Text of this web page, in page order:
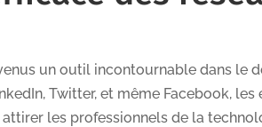
un outil incontournable dans le
Twitter, et même Facebook,
les professionnels de la